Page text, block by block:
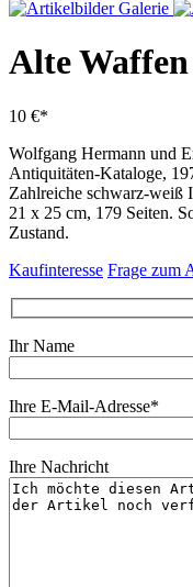
Alte Waffen
10 €*
Wolfgang Hermann und
Antiquitäten-Kataloge,
Zahlreiche schwarz-weiß
21 x 25 cm, 179 Seiten.
Zustand.
Kaufinteresse Frage zum
Ihr Name
Ihre E-Mail-Adresse*
Ihre Nachricht